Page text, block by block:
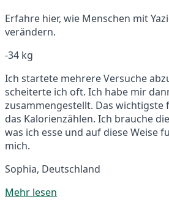
Erfahre hier, wie Menschen mit
verändern.
-34 kg
Ich startete mehrere Versuche
scheiterte ich oft. Ich habe mir
zusammengestellt. Das wichtigste
das Kalorienzählen. Ich brauche
was ich esse und auf diese Weise
mich.
Sophia, Deutschland
Mehr lesen